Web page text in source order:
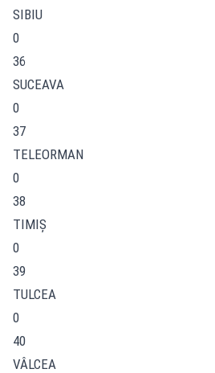
SIBIU
0
36
SUCEAVA
0
37
TELEORMAN
0
38
TIMIŞ
0
39
TULCEA
0
40
VÂLCEA